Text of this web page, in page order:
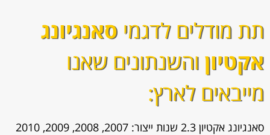
תת מודלים לדגמי סאנגיונג
אקטיון והשנתונים שאנו
מייבאים לארץ:
סאנגיונג אקטיון 2.3 שנות ייצור: 2007, 2008, 2009, 2010